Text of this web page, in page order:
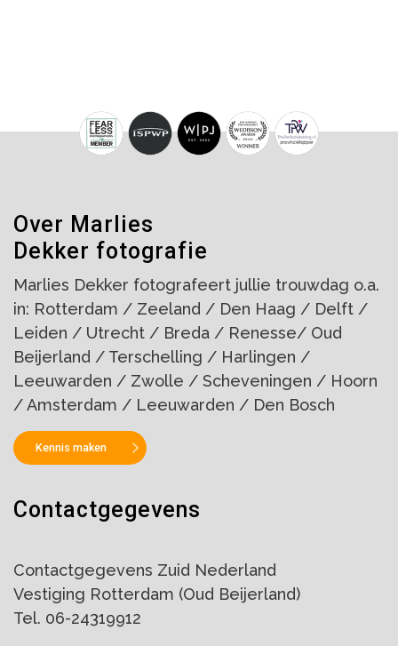
Over Marlies
Dekker fotografie
Marlies Dekker fotografeert jullie trouwdag o.a.
in: Rotterdam / Zeeland / Den Haag / Delft /
Leiden / Utrecht / Breda / Renesse/ Oud
Beijerland / Terschelling / Harlingen /
Leeuwarden / Zwolle / Scheveningen / Hoorn
/ Amsterdam / Leeuwarden / Den Bosch
Kennis maken
Contactgegevens
Contactgegevens Zuid Nederland
Vestiging Rotterdam (Oud Beijerland)
Tel. 06-24319912